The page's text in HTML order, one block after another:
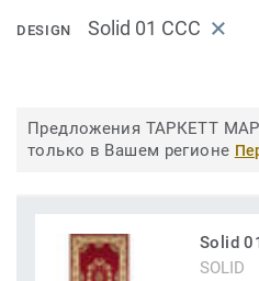
DESIGN Solid 01 CCC
Предложения ТАРКЕТТ
только в Вашем регионе
Solid
SOLID